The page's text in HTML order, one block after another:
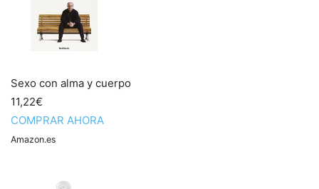
Sexo con alma y cuerpo
11,22€
COMPRAR AHORA
Amazon.es